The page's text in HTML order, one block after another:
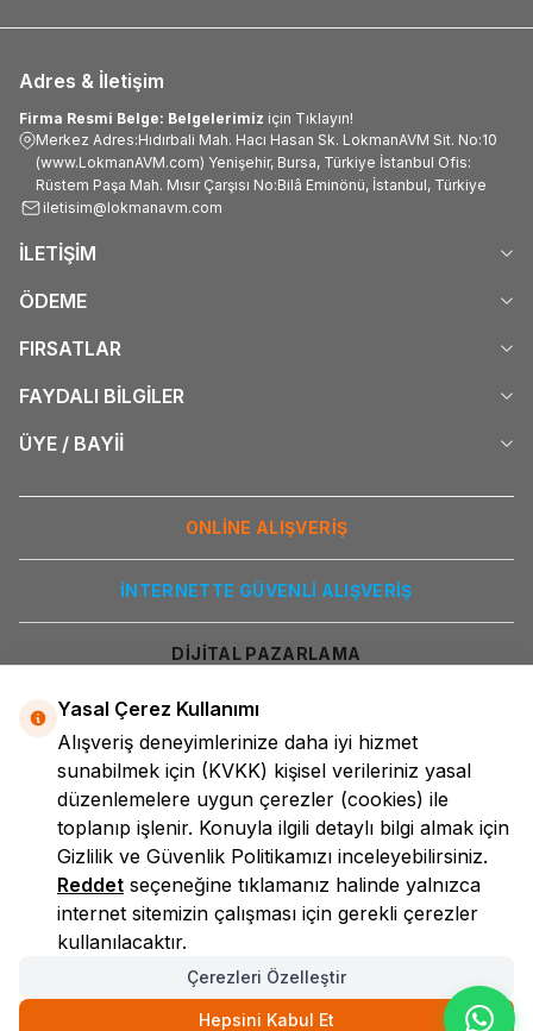
Adres & İletişim
Firma Resmi Belge: Belgelerimiz için Tıklayın!
Merkez Adres:Hıdırbali Mah. Hacı Hasan Sk. LokmanAVM Sit. No:10
(www.LokmanAVM.com) Yenişehir, Bursa, Türkiye İstanbul Ofis:
Rüstem Paşa Mah. Mısır Çarşısı No:Bilâ Eminönü, İstanbul, Türkiye
iletisim@lokmanavm.com
İLETİŞİM
ÖDEME
FIRSATLAR
FAYDALI BİLGİLER
ÜYE / BAYİİ
ONLİNE ALIŞVERİŞ
İNTERNETTE GÜVENLİ ALIŞVERİŞ
DİJİTAL PAZARLAMA
LokmanAVM
Yasal Çerez Kullanımı
Alışveriş deneyimlerinize daha iyi hizmet
sunabilmek için (KVKK) kişisel verileriniz yasal
düzenlemelere uygun çerezler (cookies) ile
toplanıp işlenir. Konuyla ilgili detaylı bilgi almak için
Gizlilik ve Güvenlik Politikamızı inceleyebilirsiniz.
Reddet seçeneğine tıklamanız halinde yalnızca
internet sitemizin çalışması için gerekli çerezler
kullanılacaktır.
Çerezleri Özelleştir
Hepsini Kabul Et